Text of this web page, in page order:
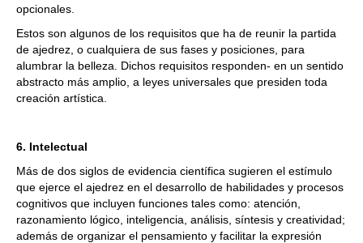
opcionales.
Estos son algunos de los requisitos que ha de reunir la partida
de ajedrez, o cualquiera de sus fases y posiciones, para
alumbrar la belleza. Dichos requisitos responden- en un sentido
abstracto más amplio, a leyes universales que presiden toda
creación artística.
6. Intelectual
Más de dos siglos de evidencia científica sugieren el estímulo
que ejerce el ajedrez en el desarrollo de habilidades y procesos
cognitivos que incluyen funciones tales como: atención,
razonamiento lógico, inteligencia, análisis, síntesis y creatividad;
además de organizar el pensamiento y facilitar la expresión